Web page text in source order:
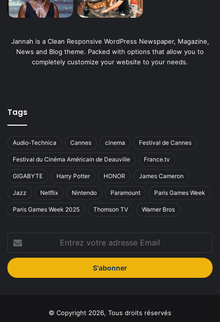
Jannah is a Clean Responsive WordPress Newspaper, Magazine,
News and Blog theme. Packed with options that allow you to
completely customize your website to your needs.
Tags
Audio-Technica Cannes cinema Festival de Cannes
Festival du Cinéma Américain de Deauville France.tv
GIGABYTE Harry Potter HONOR James Cameron
Jazz Netflix Nintendo Paramount Paris Games Week
Paris Games Week 2025 Thomson TV Warner Bros
votre
adresse
Email
© Copyright 2026, Tous droits réservés